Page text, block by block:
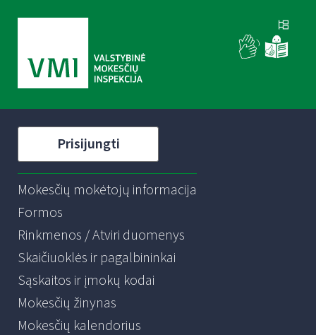
Prisijungti
Mokesčių mokėtojų informacija
Formos
Rinkmenos / Atviri duomenys
Skaičiuoklės ir pagalbininkai
Sąskaitos ir įmokų kodai
Mokesčių žinynas
Mokesčių kalendorius